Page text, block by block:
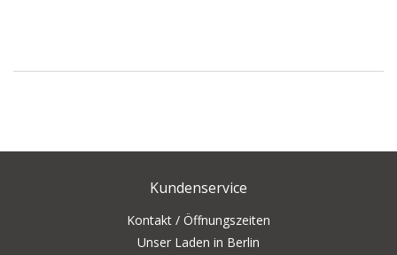
Kundenservice
Kontakt / Öffnungszeiten
Unser Laden in Berlin